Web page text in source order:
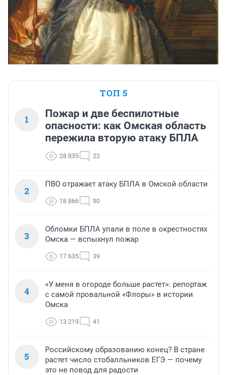
ТОП 5
1
Пожар и две беспилотные
опасности: как Омская область
пережила вторую атаку БПЛА
28 835 22
2
ПВО отражает атаку БПЛА в Омской области
18 866 90
3
Обломки БПЛА упали в поле в окрестностях
Омска — вспыхнул пожар
17 635 39
4
«У меня в огороде больше растет»: репортаж
с самой провальной «Флоры» в истории
Омска
13 219 41
5
Российскому образованию конец? В стране
растет число стобалльников ЕГЭ — почему
это не повод для радости